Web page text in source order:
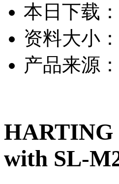
本日下载：
资料大小：
产品来源：
HARTING
with SL-